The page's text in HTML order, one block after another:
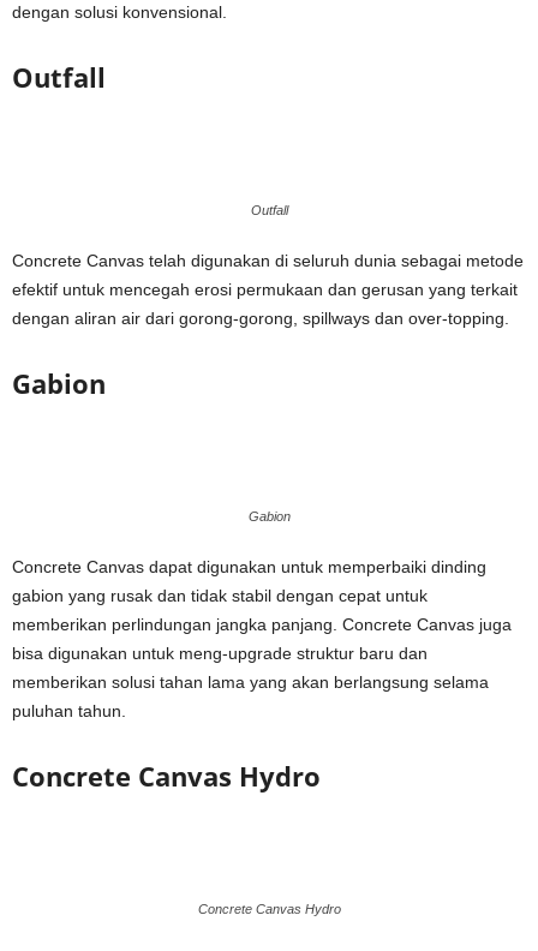
dengan solusi konvensional.
Outfall
Outfall
Concrete Canvas telah digunakan di seluruh dunia sebagai metode
efektif untuk mencegah erosi permukaan dan gerusan yang terkait
dengan aliran air dari gorong-gorong, spillways dan over-topping.
Gabion
Gabion
Concrete Canvas dapat digunakan untuk memperbaiki dinding
gabion yang rusak dan tidak stabil dengan cepat untuk
memberikan perlindungan jangka panjang. Concrete Canvas juga
bisa digunakan untuk meng-upgrade struktur baru dan
memberikan solusi tahan lama yang akan berlangsung selama
puluhan tahun.
Concrete Canvas Hydro
Concrete Canvas Hydro